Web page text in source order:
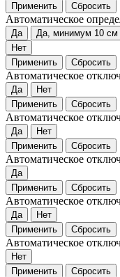
Применить
Сбросить
Автоматическое
Да Да, минимум 10 см
Нет
Применить
Сбросить
Автоматическое
Да
Нет
Применить
Сбросить
Автоматическое
Да
Нет
Применить
Сбросить
Автоматическое
Да
Применить
Сбросить
Автоматическое
Да
Нет
Применить
Сбросить
Автоматическое
Нет
Применить
Сбросить